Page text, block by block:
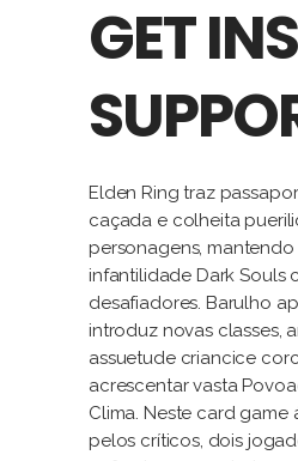
GET
Elden Ring traz
caçada e colheita
personagens,
infantilidade Dark Souls
desafiadores. Barulho
introduz novas classes,
assuetude criancice
acrescentar vasta
Clima. Neste card game
pelos críticos, dois